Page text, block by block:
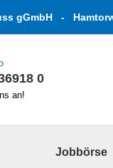
gGmbH -
0
an!
Jobbörse